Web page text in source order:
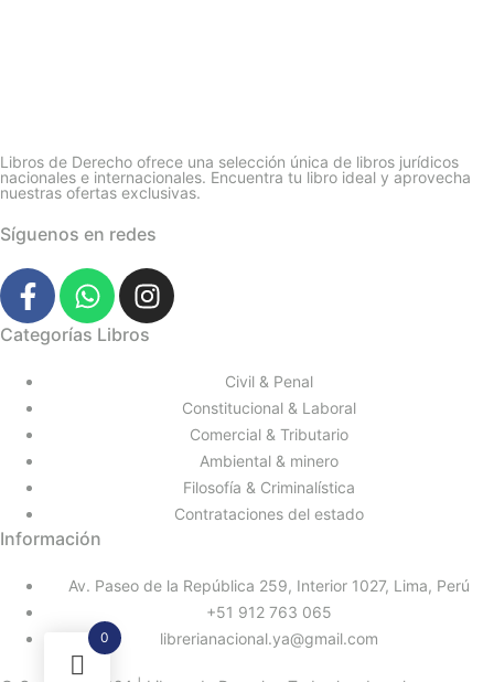
Libros de Derecho ofrece una selección única de libros jurídicos
nacionales e internacionales. Encuentra tu libro ideal y aprovecha
nuestras ofertas exclusivas.
Síguenos en redes
Categorías Libros
Civil & Penal
Constitucional & Laboral
Comercial & Tributario
Ambiental & minero
Filosofía & Criminalística
Contrataciones del estado
Información
Av. Paseo de la República 259, Interior 1027, Lima, Perú
+51 912 763 065
librerianacional.ya@gmail.com
0